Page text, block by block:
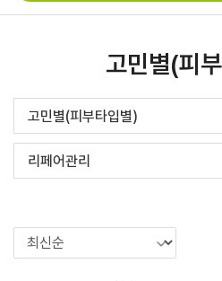
고민별(피
고민별(피부타입별)
리페어관리